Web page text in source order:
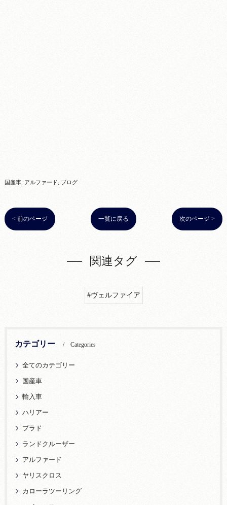
国産車 アルファード ブログ
< 前のページ 一覧に戻る 次のページ >
関連タグ
#ヴェルファイア
カテゴリー Categories
全てのカテゴリー
国産車
輸入車
ハリアー
プラド
ランドクルーザー
アルファード
ヤリスクロス
カローラツーリング